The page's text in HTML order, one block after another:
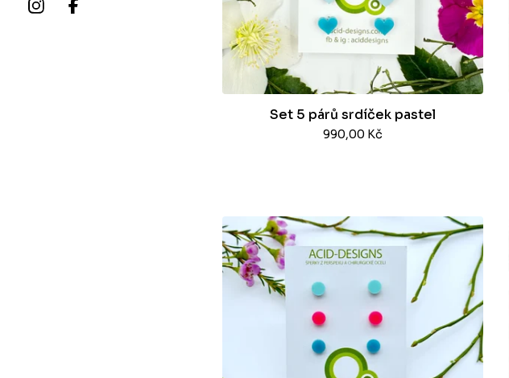
Set 5 párů srdíček pastel
990,00 Kč